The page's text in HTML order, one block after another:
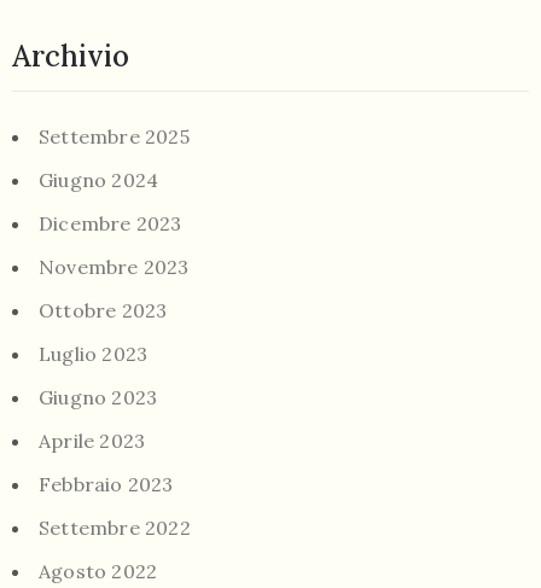
Archivio
Settembre 2025
Giugno 2024
Dicembre 2023
Novembre 2023
Ottobre 2023
Luglio 2023
Giugno 2023
Aprile 2023
Febbraio 2023
Settembre 2022
Agosto 2022